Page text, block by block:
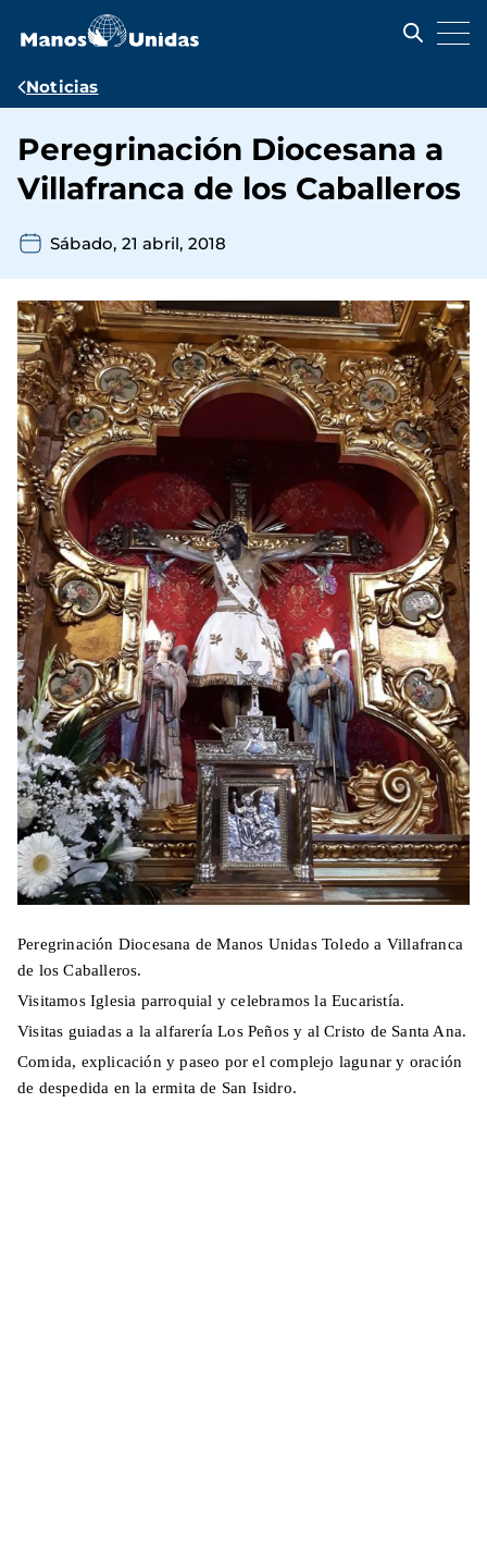
contenido
Ruta
navegación
Noticias
Peregrinación Diocesana a
Villafranca de los Caballeros
Sábado, 21 abril, 2018
Peregrinación Diocesana de Manos Unidas Toledo a Villafranca
de los Caballeros.
Visitamos Iglesia parroquial y celebramos la Eucaristía.
Visitas guiadas a la alfarería Los Peños y al Cristo de Santa Ana.
Comida, explicación y paseo por el complejo lagunar y oración
de despedida en la ermita de San Isidro.